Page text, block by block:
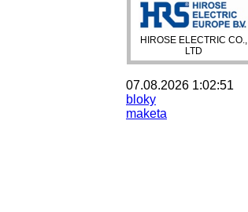
HIROSE ELECTRIC CO.,
LTD
07.08.2026 1:02:51
bloky
maketa